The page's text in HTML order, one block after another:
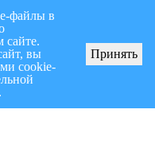
2026 г.
файлы в
сайте.
вы
cookie-
.
Принять